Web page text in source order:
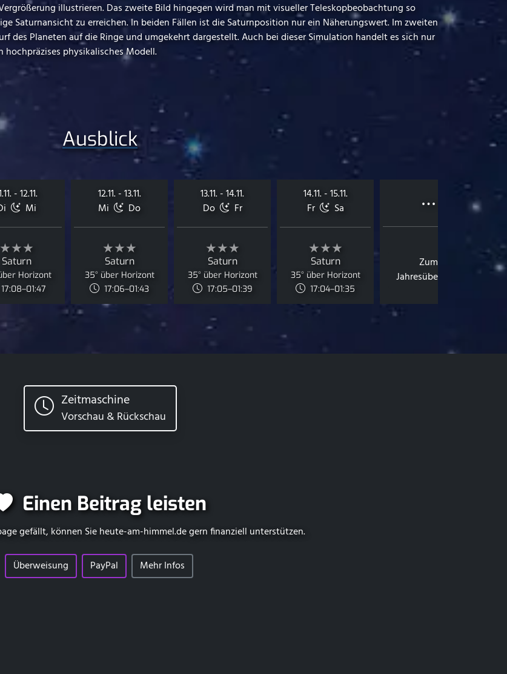
illustrieren. Das zweite Bild hingegen wird man mit visueller Teleskopbeobachtung so
Saturnansicht zu erreichen. In beiden Fällen ist die Saturnposition nur ein Näherungswert. Im zweiten
des Planeten auf die Ringe und umgekehrt dargestellt. Auch bei dieser Simulation handelt es sich nur
physikalisches Modell.
Ausblick
- 12.11.
Mi
★★★
Saturn
Horizont
17:08–01:47
12.11. - 13.11.
Mi
Do
★★★
Saturn
35° über Horizont
17:06–01:43
13.11. - 14.11.
Do
Fr
★★★
Saturn
35° über Horizont
17:05–01:39
14.11. - 15.11.
Fr
Sa
★★★
Saturn
35° über Horizont
17:04–01:35
…
Zum
Jahresüberblick
Zeitmaschine
Vorschau & Rückschau
Einen Beitrag leisten
gefällt, können Sieheute-am-himmel.degern finanziell unterstützen.
Überweisung PayPal Mehr Infos